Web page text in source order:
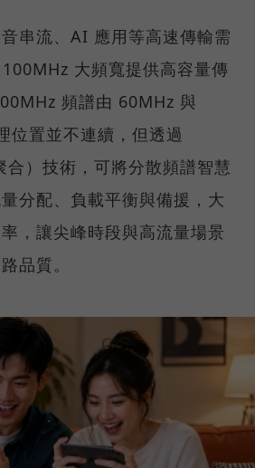
串流、AI 應用等高速傳輸需
大頻寬提供高容量傳
頻譜由 60MHz 與
位置並不連續，但透過
合）技術，可將分散頻譜智慧
分配、負載平衡與備援，大
，讓尖峰時段與高流量場景
品質。